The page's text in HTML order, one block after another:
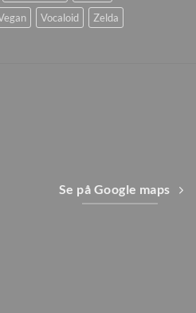
Vocaloid Zelda
Se på Google maps